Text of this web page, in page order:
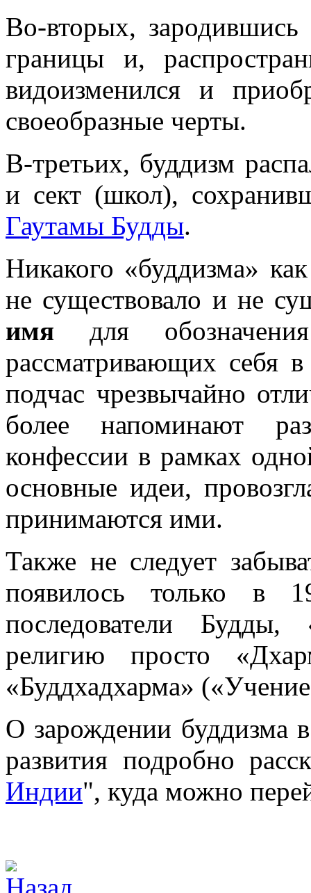
Во-вторых,
границы и,
видоизменился и
своеобразные черты.
В-третьих, буддизм
и сект (школ),
Гаутамы Будды.
Никакого «буддизма»
не существовало и не
имя для
рассматривающих себя в
подчас чрезвычайно
более напоминают
конфессии в рамках
основные идеи,
принимаются ими.
Также не следует
появилось только в
последователи
религию просто
«Буддхадхарма»
О зарождении буддизма
развития подробно
Индии", куда можно